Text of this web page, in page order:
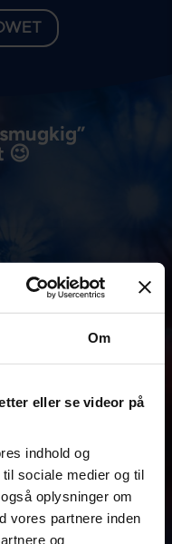
Om
eller se videor på
indhold og
sociale medier og til
oplysninger om
vores partnere inden
og
😉
for at se denne